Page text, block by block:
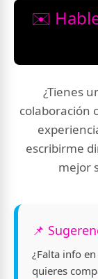
✉️
¿Tienes
colaboración
escribirme
mejor
📌
¿Falta info
quieres